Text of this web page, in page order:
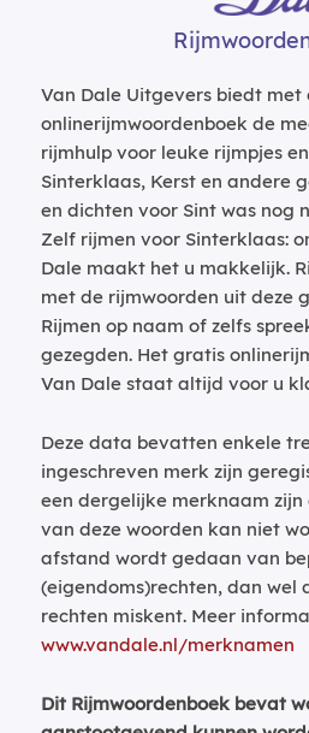
Van Dale Uitgevers biedt
onlinerijmwoordenboek de
rijmhulp voor leuke rijmpjes
Sinterklaas, Kerst en andere
en dichten voor Sint was nog
Zelf rijmen voor Sinterklaas:
Dale maakt het u makkelijk.
met de rijmwoorden uit deze
Rijmen op naam of zelfs
gezegden. Het gratis
Van Dale staat altijd voor u
Deze data bevatten enkele
ingeschreven merk zijn
een dergelijke merknaam
van deze woorden kan niet
afstand wordt gedaan van
(eigendoms)rechten, dan wel
rechten miskent. Meer
www.vandale.nl/merknamen
Dit Rijmwoordenboek bevat